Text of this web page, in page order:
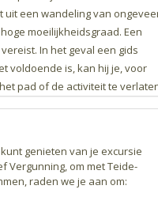
uit een wandeling van
moeilijkheidsgraad. Een
In het geval een gids
voldoende is, kan hij je, voor
pad of de activiteit te
genieten van je excursie
Vergunning, om met Teide-
raden we je aan om: